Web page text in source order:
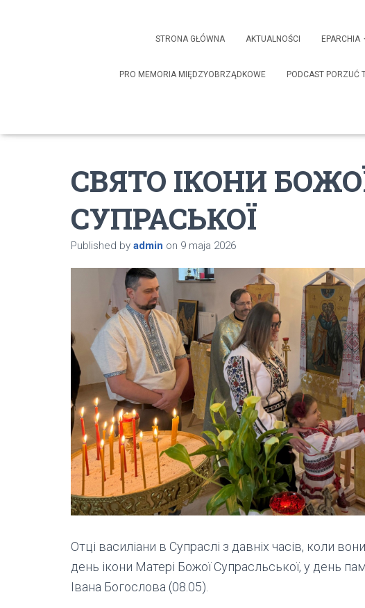
STRONA GŁÓWNA AKTUALNOŚCI EPARCHIA
PRO MEMORIA MIĘDZYOBRZĄDKOWE PODCAST PORZUĆ
СВЯТО ІКОНИ
СУПРАСЬКОЇ
Published by admin on 9 maja 2026
Отці василіани в Супраслі з давніх часів, коли
день ікони Матері Божої Супрасльської, у день
Івана Богослова (08.05).